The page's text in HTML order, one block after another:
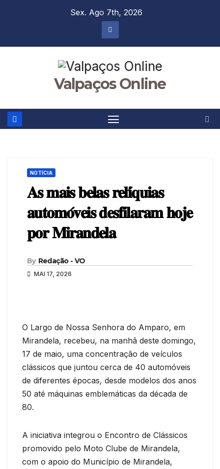
Sex. Ago 7th, 2026
Valpaços Online
NOTÍCIA
𝐀𝐬 𝐦𝐚𝐢𝐬 𝐛𝐞𝐥𝐚𝐬 𝐫𝐞𝐥𝐢́𝐪𝐮𝐢𝐚𝐬
𝐚𝐮𝐭𝐨𝐦𝐨́𝐯𝐞𝐢𝐬 𝐝𝐞𝐬𝐟𝐢𝐥𝐚𝐫𝐚𝐦 𝐡𝐨𝐣𝐞
𝐩𝐨𝐫 𝐌𝐢𝐫𝐚𝐧𝐝𝐞𝐥𝐚
By Redação - VO
MAI 17, 2026
O Largo de Nossa Senhora do Amparo, em
Mirandela, recebeu, na manhã deste domingo,
17 de maio, uma concentração de veículos
clássicos que juntou cerca de 40 automóveis
de diferentes épocas, desde modelos dos anos
50 até máquinas emblemáticas da década de
80.
A iniciativa integrou o Encontro de Clássicos
promovido pelo Moto Clube de Mirandela,
com o apoio do Município de Mirandela,